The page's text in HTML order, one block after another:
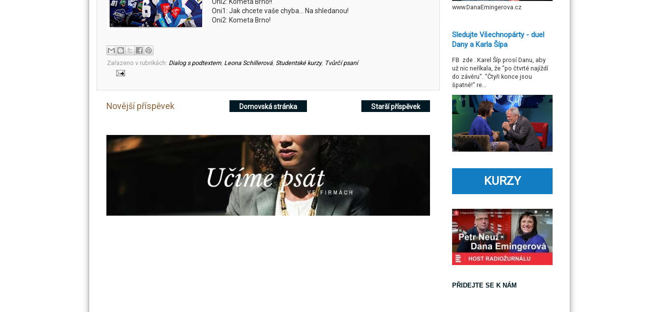
Oni2: Kometa Brno!!
Oni1: Jak chcete vaše chyba... Na shledanou!
Oni2: Kometa Brno!
Zařazeno v rubrikách: Dialog s podtextem, Leona Schillerová, Studentské kurzy, Tvůrčí psaní
Novější příspěvek Starší příspěvek
Domovská stránka
www.DanaEmingerova.cz
Sledujte Všechnopárty - duel
Dany a Karla Šípa
FB zde . Karel Šíp prosí Danu, aby
už nic neříkala, že "po čtvrté najíždí
do závěru". "Čtyři konce jsou
špatně!" re...
KURZY
PŘIDEJTE SE K NÁM